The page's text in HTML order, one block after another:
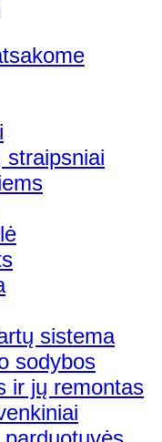
straipsniai
sistema
sodybos
ir jų remontas